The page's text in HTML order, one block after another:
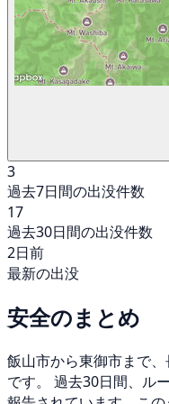
3
過去7日間の出没件数
17
過去30日間の出没件数
2日前
最新の出没
安全のまとめ
飯山市から東御市まで
です。 過去30日間、ル